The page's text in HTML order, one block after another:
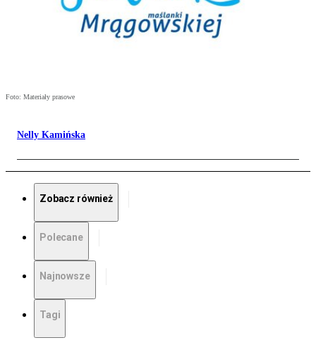
Foto: Materiały prasowe
Nelly Kamińska
Zobacz również
Polecane
Najnowsze
Tagi